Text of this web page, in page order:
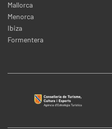
Mallorca
Menorca
Ibiza
Formentera